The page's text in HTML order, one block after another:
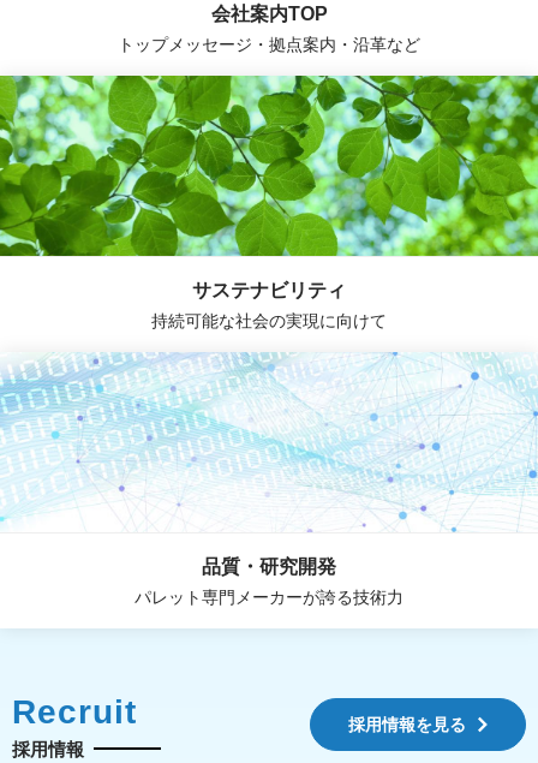
会社案内TOP
トップメッセージ・拠点案内・沿革など
サステナビリティ
持続可能な社会の実現に向けて
品質・研究開発
パレット専門メーカーが誇る技術力
Recruit
採用情報
採用情報を見る